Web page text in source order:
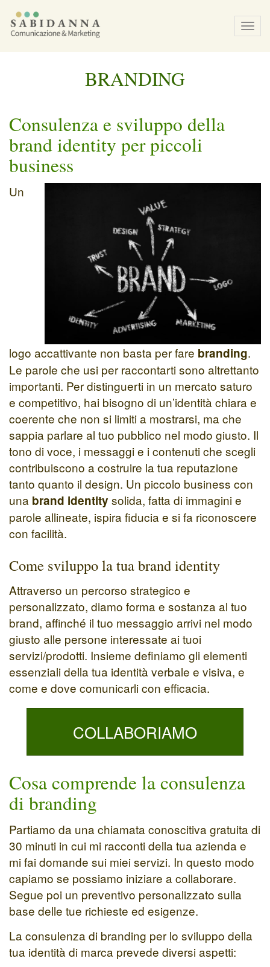
BRANDING
Consulenza e sviluppo della
brand identity per piccoli
business
Un
logo accattivante non basta per fare branding.
Le parole che usi per raccontarti sono altrettanto
importanti. Per distinguerti in un mercato saturo
e competitivo, hai bisogno di un’identità chiara e
coerente che non si limiti a mostrarsi, ma che
sappia parlare al tuo pubblico nel modo giusto. Il
tono di voce, i messaggi e i contenuti che scegli
contribuiscono a costruire la tua reputazione
tanto quanto il design. Un piccolo business con
una brand identity solida, fatta di immagini e
parole allineate, ispira fiducia e si fa riconoscere
con facilità.
Come sviluppo la tua brand identity
Attraverso un percorso strategico e
personalizzato, diamo forma e sostanza al tuo
brand, affinché il tuo messaggio arrivi nel modo
giusto alle persone interessate ai tuoi
servizi/prodotti. Insieme definiamo gli elementi
essenziali della tua identità verbale e visiva, e
come e dove comunicarli con efficacia.
COLLABORIAMO
Cosa comprende la consulenza
di branding
Partiamo da una chiamata conoscitiva gratuita di
30 minuti in cui mi racconti della tua azienda e
mi fai domande sui miei servizi. In questo modo
capiamo se possiamo iniziare a collaborare.
Segue poi un preventivo personalizzato sulla
base delle tue richieste ed esigenze.
La consulenza di branding per lo sviluppo della
tua identità di marca prevede diversi aspetti: